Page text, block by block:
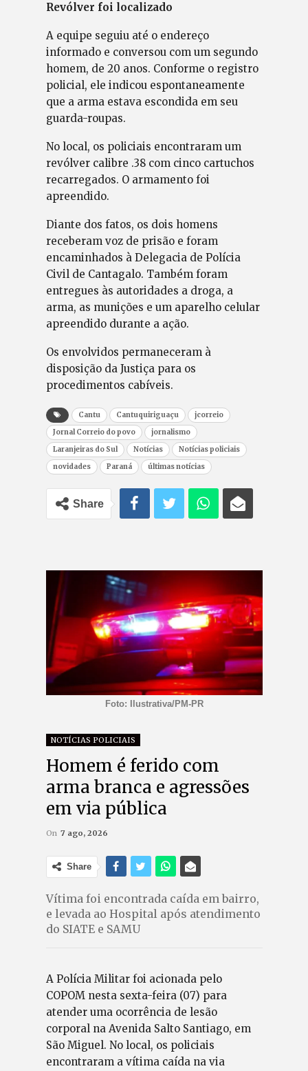
Revólver foi localizado
A equipe seguiu até o endereço
informado e conversou com um segundo
homem, de 20 anos. Conforme o registro
policial, ele indicou espontaneamente
que a arma estava escondida em seu
guarda-roupas.
No local, os policiais encontraram um
revólver calibre .38 com cinco cartuchos
recarregados. O armamento foi
apreendido.
Diante dos fatos, os dois homens
receberam voz de prisão e foram
encaminhados à Delegacia de Polícia
Civil de Cantagalo. Também foram
entregues às autoridades a droga, a
arma, as munições e um aparelho celular
apreendido durante a ação.
Os envolvidos permaneceram à
disposição da Justiça para os
procedimentos cabíveis.
Cantu Cantuquiriguaçu
jcorreio
Jornal Correio do povo
jornalismo
Laranjeiras do Sul
Notícias
Notícias policiais
novidades
Paraná últimas notícias
Share
Foto: Ilustrativa/PM-PR
NOTÍCIAS POLICIAIS
Homem é ferido com
arma branca e agressões
em via pública
On 7 ago, 2026
Share
Vítima foi encontrada caída em bairro,
e levada ao Hospital após atendimento
do SIATE e SAMU
A Polícia Militar foi acionada pelo
COPOM nesta sexta-feira (07) para
atender uma ocorrência de lesão
corporal na Avenida Salto Santiago, em
São Miguel. No local, os policiais
encontraram a vítima caída na via